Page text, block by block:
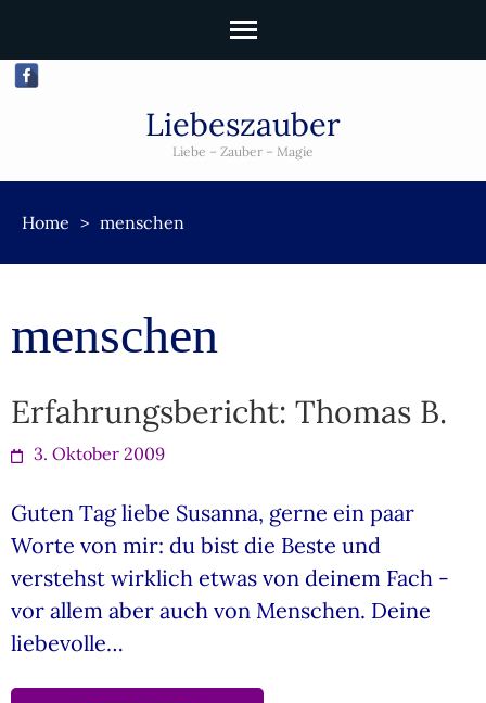
Liebeszauber
Liebe – Zauber – Magie
Home > menschen
menschen
Erfahrungsbericht: Thomas B.
3. Oktober 2009
Guten Tag liebe Susanna, gerne ein paar
Worte von mir: du bist die Beste und
verstehst wirklich etwas von deinem Fach -
vor allem aber auch von Menschen. Deine
liebevolle…